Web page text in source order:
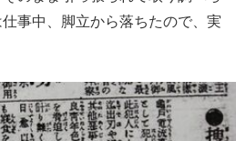
事中、脚立から落ちたので、実